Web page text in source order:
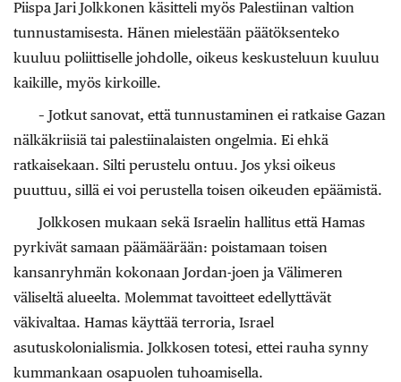
Piispa Jari Jolkkonen käsitteli myös Palestiinan valtion
tunnustamisesta. Hänen mielestään päätöksenteko
kuuluu poliittiselle johdolle, oikeus keskusteluun kuuluu
kaikille, myös kirkoille.
– Jotkut sanovat, että tunnustaminen ei ratkaise Gazan
nälkäkriisiä tai palestiinalaisten ongelmia. Ei ehkä
ratkaisekaan. Silti perustelu ontuu. Jos yksi oikeus
puuttuu, sillä ei voi perustella toisen oikeuden epäämistä.
Jolkkosen mukaan sekä Israelin hallitus että Hamas
pyrkivät samaan päämäärään: poistamaan toisen
kansanryhmän kokonaan Jordan-joen ja Välimeren
väliseltä alueelta. Molemmat tavoitteet edellyttävät
väkivaltaa. Hamas käyttää terroria, Israel
asutuskolonialismia. Jolkkosen totesi, ettei rauha synny
kummankaan osapuolen tuhoamisella.